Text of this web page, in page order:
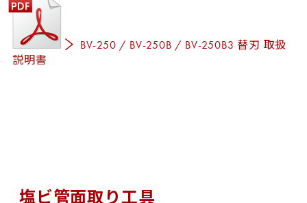
BV-250 / BV-250B / BV-250B3 替刃 取扱
説明書
塩ビ管面取り工具